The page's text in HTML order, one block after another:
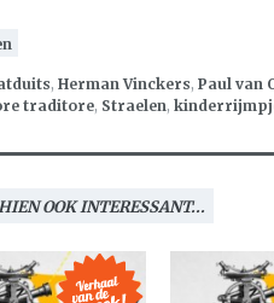
, Herman Vinckers, Paul van
traditore, Straelen,
OOK INTERESSANT...